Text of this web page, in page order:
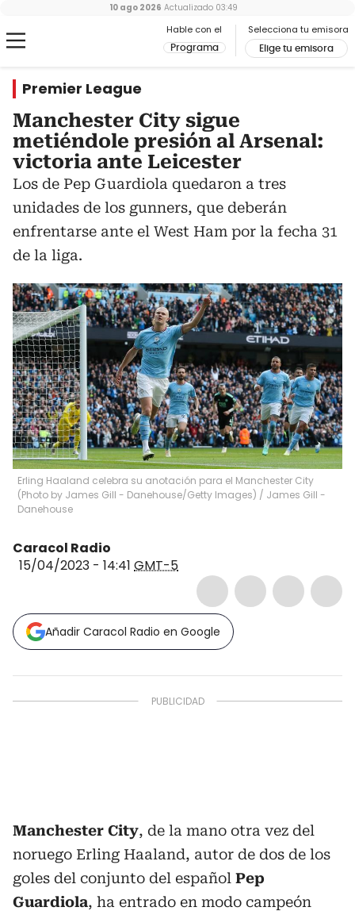
Hable con el
Programa
Selecciona tu emisora
Elige tu emisora
10 ago 2026 Actualizado 03:49
Premier League
Manchester City sigue
metiéndole presión al Arsenal:
victoria ante Leicester
Los de Pep Guardiola quedaron a tres
unidades de los gunners, que deberán
enfrentarse ante el West Ham por la fecha 31
de la liga.
Erling Haaland celebra su anotación para el Manchester City
(Photo by James Gill - Danehouse/Getty Images) / James Gill -
Danehouse
Caracol Radio
15/04/2023 - 14:41 GMT-5
Añadir Caracol Radio en Google
Manchester City, de la mano otra vez del
noruego Erling Haaland, autor de dos de los
goles del conjunto del español Pep
Guardiola, ha entrado en modo campeón